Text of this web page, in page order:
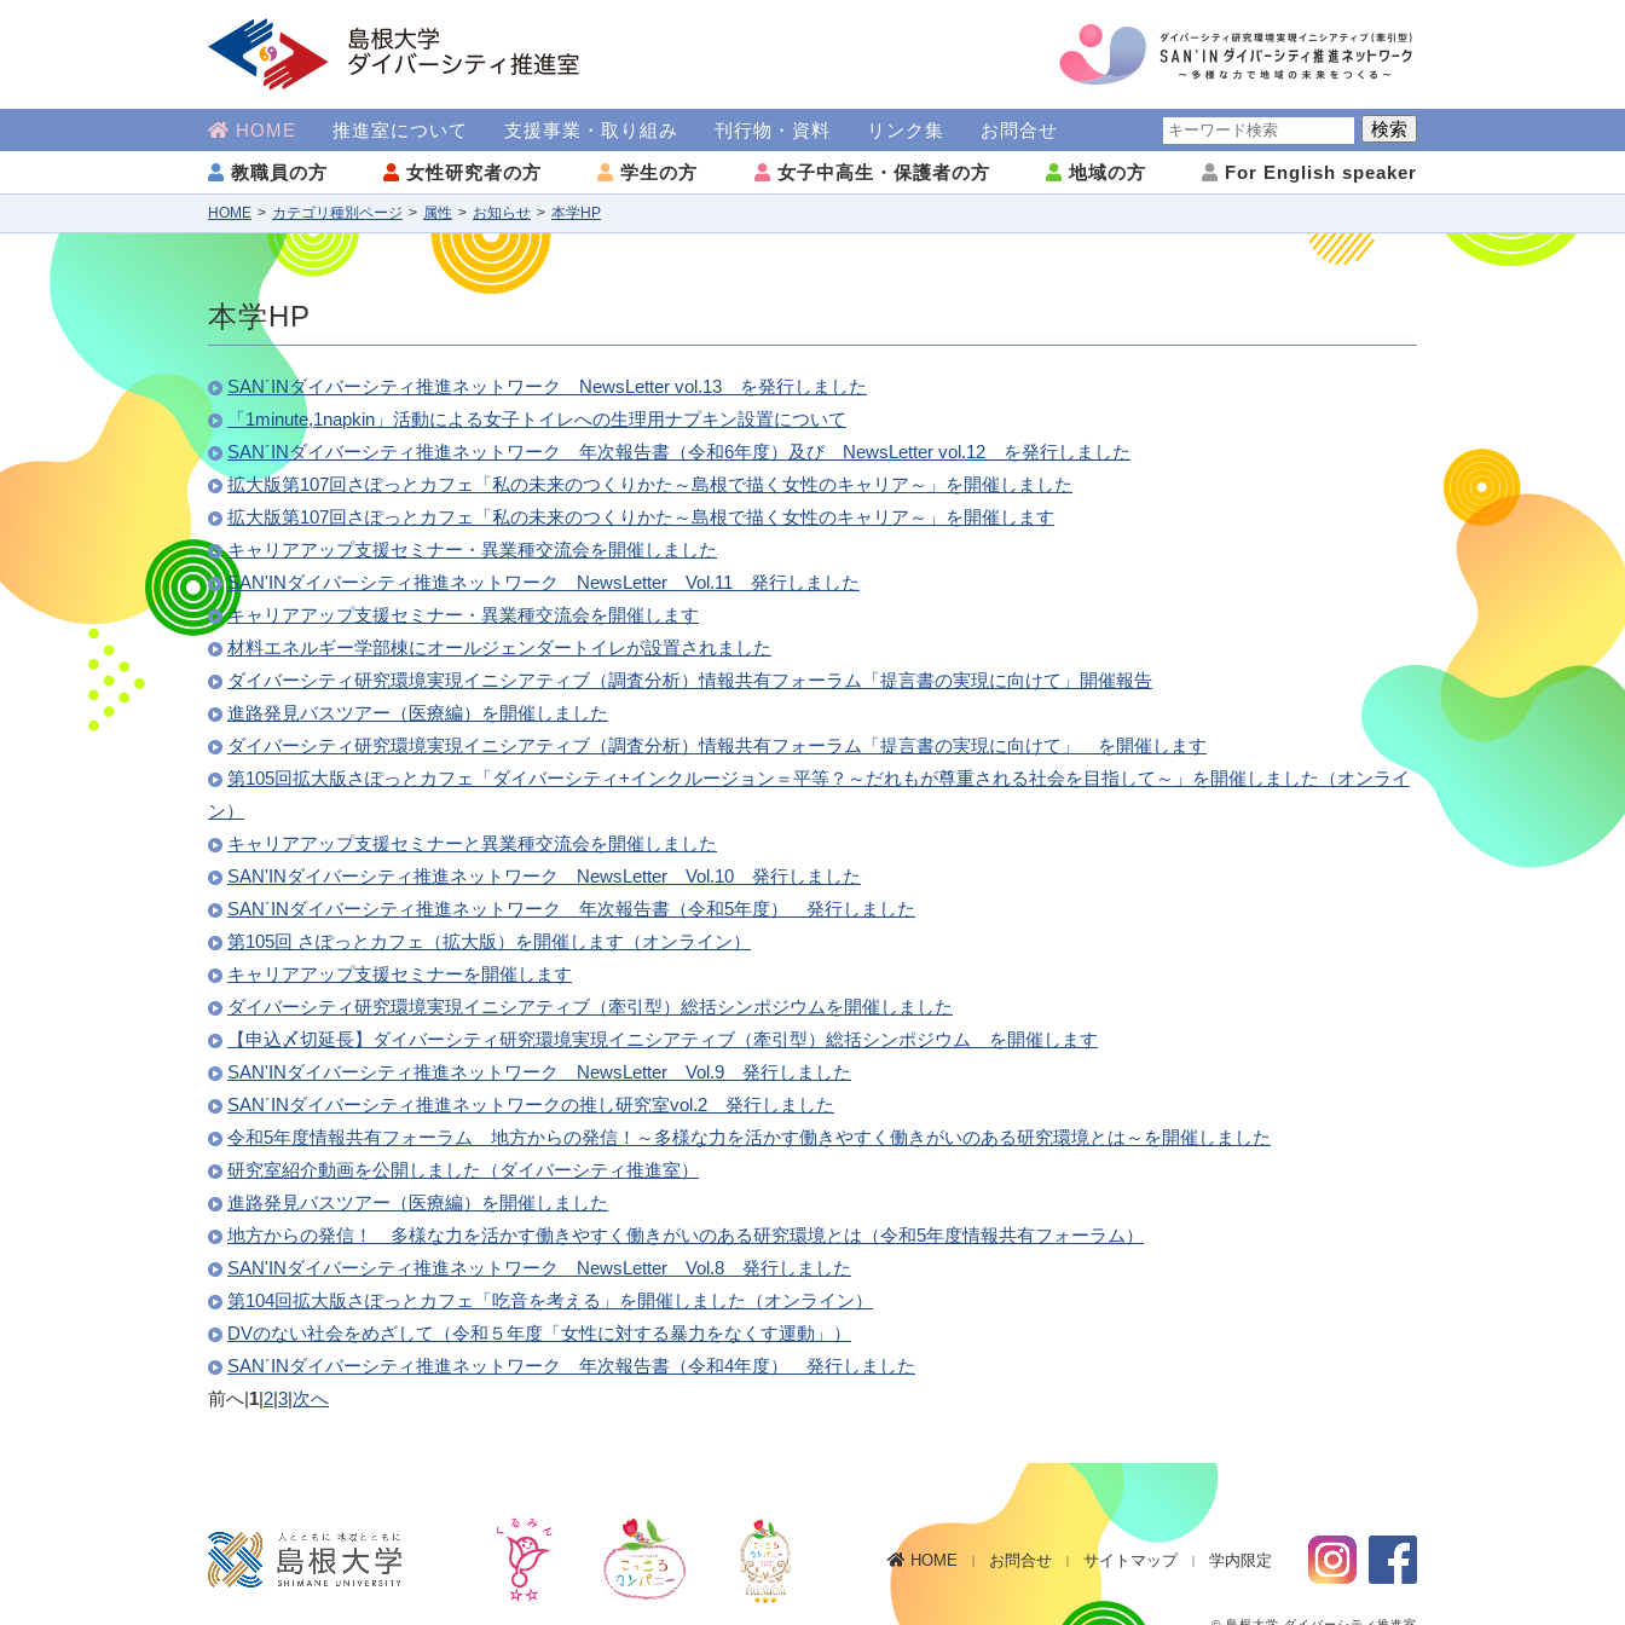
HOME 推進室について 支援事業・取り組み 刊行物・資料 リンク集 お問合せ
教職員の方 女性研究者の方 学生の方 女子中高生・保護者の方 地域の方 For English speaker
HOME カテゴリ種別ページ 属性 お知らせ 本学HP
本学HP
SAN´INダイバーシティ推進ネットワーク NewsLetter vol.13 を発行しました
「1minute,1napkin」活動による女子トイレへの生理用ナプキン設置について
SAN´INダイバーシティ推進ネットワーク 年次報告書（令和6年度）及び NewsLetter vol.12 を発行しました
拡大版第107回さぽっとカフェ「私の未来のつくりかた～島根で描く女性のキャリア～」を開催しました
拡大版第107回さぽっとカフェ「私の未来のつくりかた～島根で描く女性のキャリア～」を開催します
キャリアアップ支援セミナー・異業種交流会を開催しました
SAN'INダイバーシティ推進ネットワーク NewsLetter Vol.11 発行しました
キャリアアップ支援セミナー・異業種交流会を開催します
材料エネルギー学部棟にオールジェンダートイレが設置されました
ダイバーシティ研究環境実現イニシアティブ（調査分析）情報共有フォーラム「提言書の実現に向けて」開催報告
進路発見バスツアー（医療編）を開催しました
ダイバーシティ研究環境実現イニシアティブ（調査分析）情報共有フォーラム「提言書の実現に向けて」 を開催します
第105回拡大版さぽっとカフェ「ダイバーシティ+インクルージョン＝平等？～だれもが尊重される社会を目指して～」を開催しました（オンライ
ン）
キャリアアップ支援セミナーと異業種交流会を開催しました
SAN'INダイバーシティ推進ネットワーク NewsLetter Vol.10 発行しました
SAN´INダイバーシティ推進ネットワーク 年次報告書（令和5年度） 発行しました
第105回 さぽっとカフェ（拡大版）を開催します（オンライン）
キャリアアップ支援セミナーを開催します
ダイバーシティ研究環境実現イニシアティブ（牽引型）総括シンポジウムを開催しました
【申込〆切延長】ダイバーシティ研究環境実現イニシアティブ（牽引型）総括シンポジウム を開催します
SAN'INダイバーシティ推進ネットワーク NewsLetter Vol.9 発行しました
SAN´INダイバーシティ推進ネットワークの推し研究室vol.2 発行しました
令和5年度情報共有フォーラム 地方からの発信！～多様な力を活かす働きやすく働きがいのある研究環境とは～を開催しました
研究室紹介動画を公開しました（ダイバーシティ推進室）
進路発見バスツアー（医療編）を開催しました
地方からの発信！ 多様な力を活かす働きやすく働きがいのある研究環境とは（令和5年度情報共有フォーラム）
SAN'INダイバーシティ推進ネットワーク NewsLetter Vol.8 発行しました
第104回拡大版さぽっとカフェ「吃音を考える」を開催しました（オンライン）
DVのない社会をめざして（令和５年度「女性に対する暴力をなくす運動」）
SAN´INダイバーシティ推進ネットワーク 年次報告書（令和4年度） 発行しました
前へ|1|2|3|次へ
HOME お問合せ サイトマップ 学内限定